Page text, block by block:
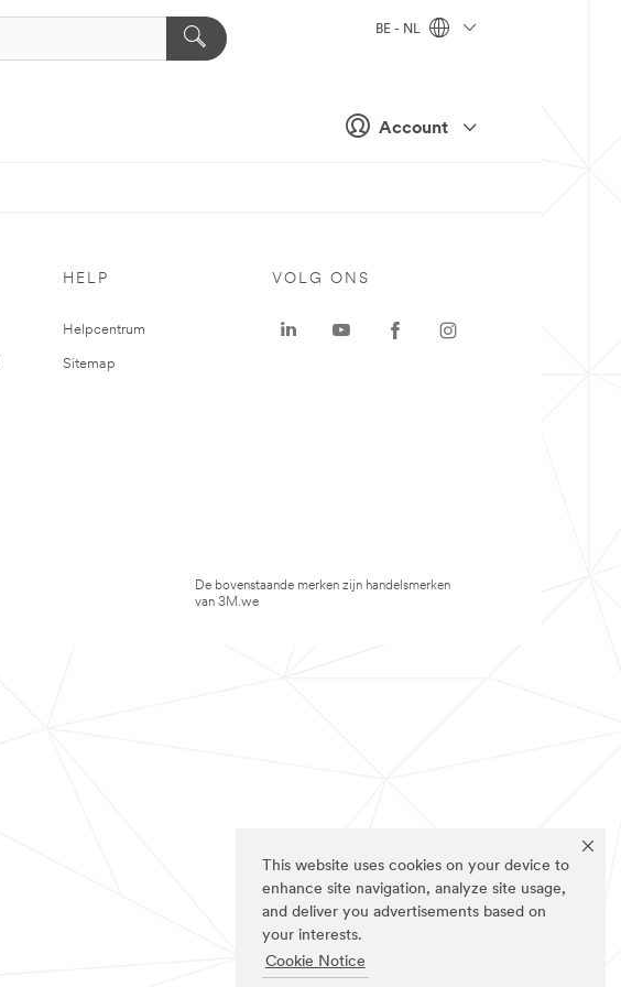
This website uses cookies on your device to
enhance site navigation, analyze site usage,
and deliver you advertisements based on
your interests.
Cookie Notice
Account
BE - NL
HELP
Helpcentrum
Sitemap
VOLG ONS
De bovenstaande merken zijn handelsmerken
van 3M.we